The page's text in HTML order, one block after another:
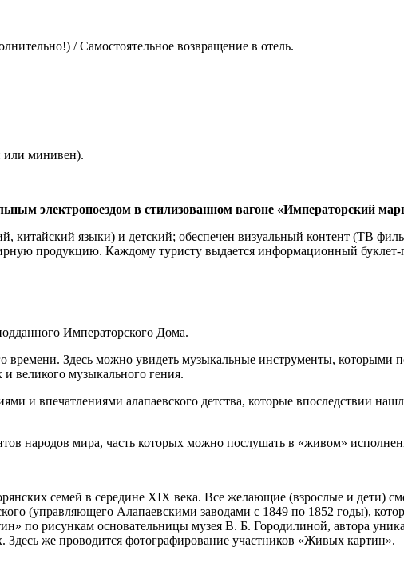
/ Самостоятельное возвращение в отель.
или минивен).
электропоездом в стилизованном вагоне «Императорский
китайский языки) и детский; обеспечен визуальный контент (ТВ
продукцию. Каждому туристу выдается информационный буклет-
Императорского Дома.
времени. Здесь можно увидеть музыкальные инструменты, которыми
великого музыкального гения.
и впечатлениями алапаевского детства, которые впоследствии
народов мира, часть которых можно послушать в «живом»
семей в середине XIX века. Все желающие (взрослые и дети)
(управляющего Алапаевскими заводами с 1849 по 1852 годы),
по рисункам основательницы музея В. Б. Городилиной, автора
же проводится фотографирование участников «Живых картин».